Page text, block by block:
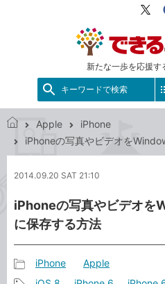
新たな一歩を応援す
X
キーワードで検索
で
ネ
ト
Apple
iPhone
iPhoneの写真やビデオを
2014.09.20 SAT 21:10
iPhoneの写真やビデオを
に保存する方法
iPhone Apple